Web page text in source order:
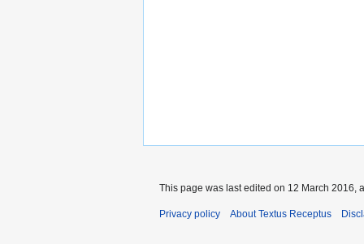
This page was last edited on 12 March 2016,
Privacy policy About Textus Receptus